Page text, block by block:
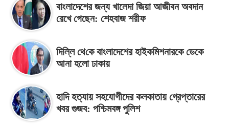
বাংলাদেশের জন্য খালেদা জিয়া আজীবন অবদান
রেখে গেছেন: শেহবাজ শরীফ
দিল্লি থে‌কে বাংলাদেশের হাইকমিশনারকে ডেকে
আনা হলো ঢাকায়
হাদি হত্যায় সহযোগীদের কলকাতায় গ্রেপ্তারের
খবর গুজব: পশ্চিমবঙ্গ পুলিশ